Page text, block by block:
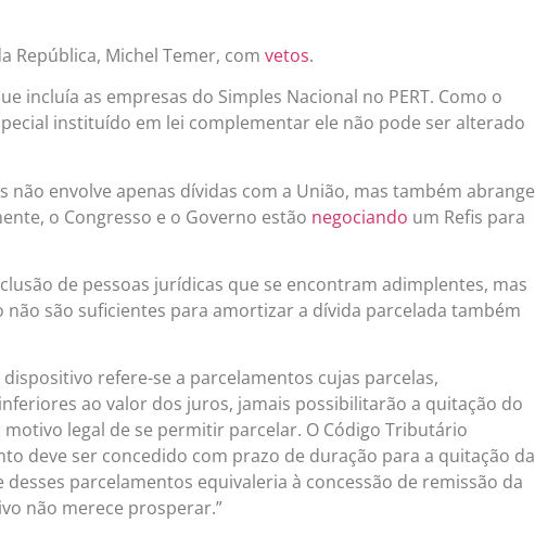
República, Michel Temer, com vetos.
incluía as empresas do Simples Nacional no PERT. Como o
instituído em lei complementar ele não pode ser alterado
envolve apenas dívidas com a União, mas também abrange
o Congresso e o Governo estão negociando um Refis para
de pessoas jurídicas que se encontram adimplentes, mas
não são suficientes para amortizar a dívida parcelada também
dispositivo refere-se a parcelamentos cujas parcelas,
ao valor dos juros, jamais possibilitarão a quitação do
legal de se permitir parcelar. O Código Tributário
deve ser concedido com prazo de duração para a quitação da
parcelamentos equivaleria à concessão de remissão da
não merece prosperar.”